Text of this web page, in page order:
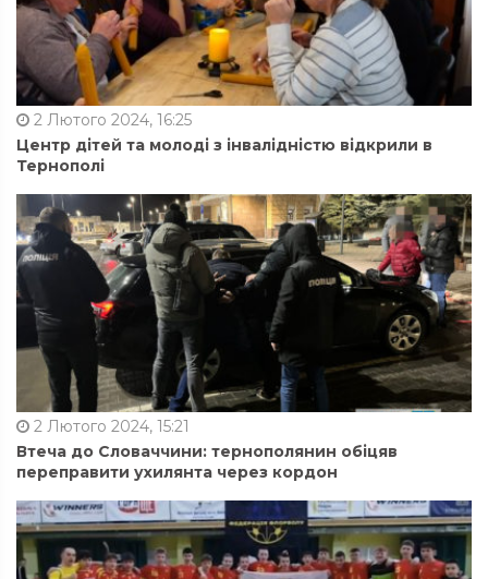
2 Лютого 2024, 16:25
Центр дітей та молоді з інвалідністю відкрили в
Тернополі
2 Лютого 2024, 15:21
Втеча до Словаччини: тернополянин обіцяв
переправити ухилянта через кордон